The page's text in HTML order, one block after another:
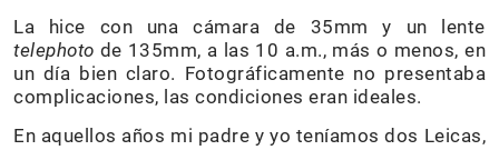
La hice con una cámara de 35mm y un lente
telephoto de 135mm, a las 10 a.m., más o menos, en
un día bien claro. Fotográficamente no presentaba
complicaciones, las condiciones eran ideales.
En aquellos años mi padre y yo teníamos dos Leicas,